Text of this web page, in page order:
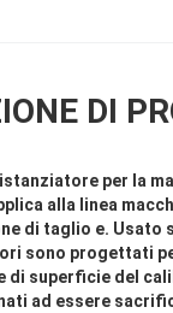
DI
per la
alla linea
di taglio e. Usato
sono progettati
superficie del
ad essere